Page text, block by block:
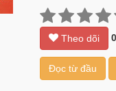
Theo dõi 0
Đọc từ đầu